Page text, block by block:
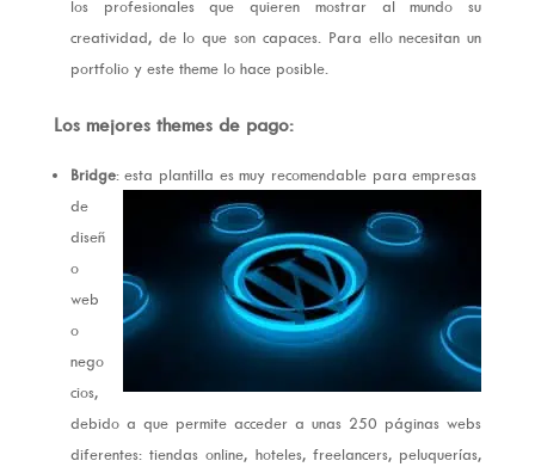
los profesionales que quieren mostrar al mundo su
creatividad, de lo que son capaces. Para ello necesitan un
portfolio y este theme lo hace posible.
Los mejores themes de pago:
Bridge: esta plantilla es muy recomendable para empresas
de
diseñ
o
web
o
nego
cios,
debido a que permite acceder a unas 250 páginas webs
diferentes: tiendas online, hoteles, freelancers, peluquerías,